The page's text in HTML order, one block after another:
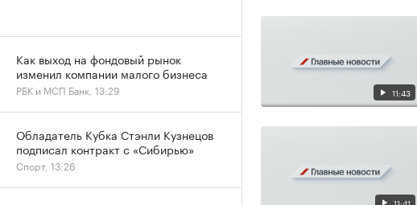
11:43
Как выход на фондовый рынок
изменил компании малого бизнеса
РБК и МСП Банк, 13:29
Обладатель Кубка Стэнли Кузнецов
подписал контракт с «Сибирью»
Спорт, 13:26